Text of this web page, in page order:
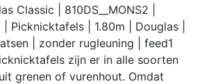
Classic | 810DS__MONS2 |
Picknicktafels | 1.80m | Douglas |
| zonder rugleuning |
feed1
zijn er in alle soorten
grenen of vurenhout. Omdat